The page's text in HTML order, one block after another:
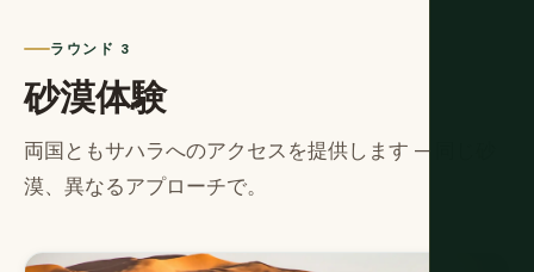
ラウンド 3
砂漠体験
両国ともサハラへのアクセスを提供します — 同じ砂
漠、異なるアプローチで。